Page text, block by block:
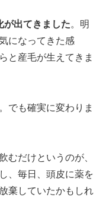
が出てきました。明
になってきた感
と産毛が生えてきま
でも確実に変わりま
むだけというのが、
、毎日、頭皮に薬を
棄していたかもしれ